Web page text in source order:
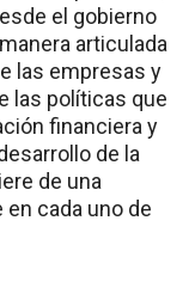
el gobierno
articulada
las empresas y
las políticas que
financiera y
de la
de una
cada uno de